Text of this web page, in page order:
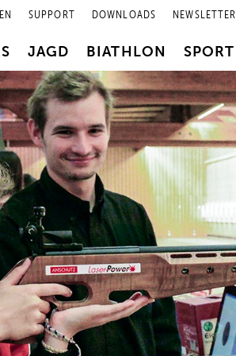
SUPPORT DOWNLOADS NEWSLETTER
JAGD BIATHLON SPORT